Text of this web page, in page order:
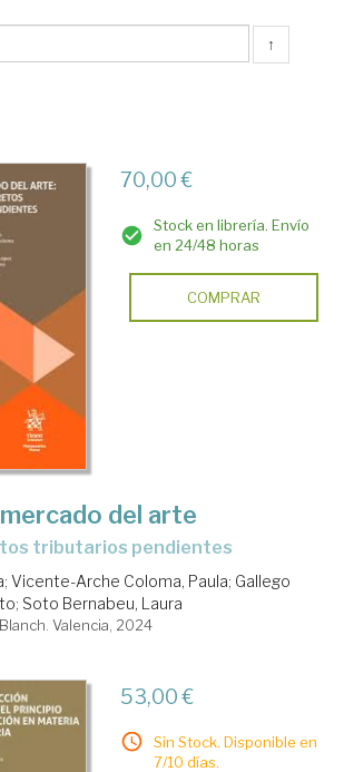
↑
70,00 €
Stock en librería. Envío
en 24/48 horas
COMPRAR
del arte
tributarios pendientes
; Vicente-Arche Coloma, Paula; Gallego
; Soto Bernabeu, Laura
Valencia, 2024
53,00 €
Sin Stock. Disponible en
7/10 días.